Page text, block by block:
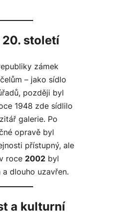
20. století
zámek
– jako sídlo
později byl
1948 zde sídlilo
galerie. Po
opravě byl
přístupný, ale
roce 2002 byl
dlouho uzavřen.
a kulturní